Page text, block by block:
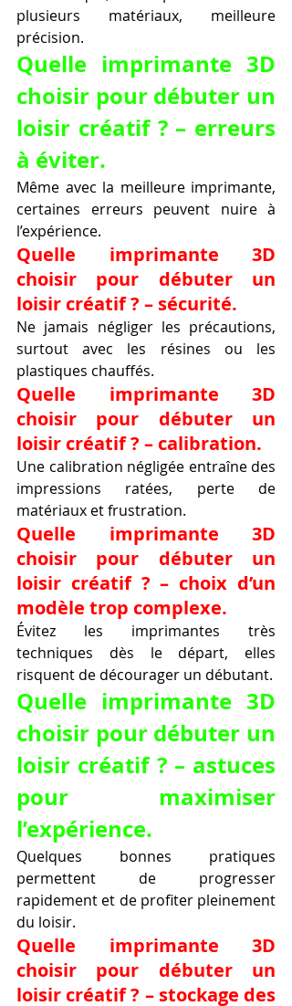
plusieurs matériaux, meilleure
précision.
Quelle imprimante 3D
choisir pour débuter un
loisir créatif ? – erreurs
à éviter.
Même avec la meilleure imprimante,
certaines erreurs peuvent nuire à
l’expérience.
Quelle imprimante 3D
choisir pour débuter un
loisir créatif ? – sécurité.
Ne jamais négliger les précautions,
surtout avec les résines ou les
plastiques chauffés.
Quelle imprimante 3D
choisir pour débuter un
loisir créatif ? – calibration.
Une calibration négligée entraîne des
impressions ratées, perte de
matériaux et frustration.
Quelle imprimante 3D
choisir pour débuter un
loisir créatif ? – choix d’un
modèle trop complexe.
Évitez les imprimantes très
techniques dès le départ, elles
risquent de décourager un débutant.
Quelle imprimante 3D
choisir pour débuter un
loisir créatif ? – astuces
pour maximiser
l’expérience.
Quelques bonnes pratiques
permettent de progresser
rapidement et de profiter pleinement
du loisir.
Quelle imprimante 3D
choisir pour débuter un
loisir créatif ? – stockage des